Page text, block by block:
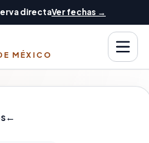
directaVer fechas →
MÉXICO Abrir
←